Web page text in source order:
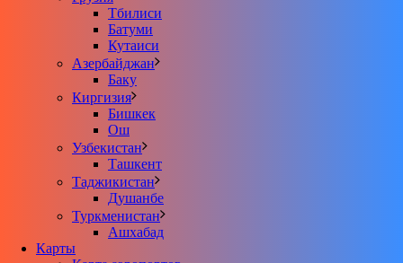
Тбилиси
Батуми
Кутаиси
Азербайджан
Баку
Киргизия
Бишкек
Ош
Узбекистан
Ташкент
Таджикистан
Душанбе
Туркменистан
Ашхабад
Карты